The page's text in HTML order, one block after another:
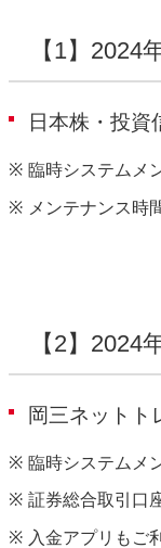
【1】
日本株・投資
※ 臨時システムメ
※ メンテナンス時
【2】
岡三ネットト
※ 臨時システムメ
※ 証券総合取引口
※ 入金アプリもご